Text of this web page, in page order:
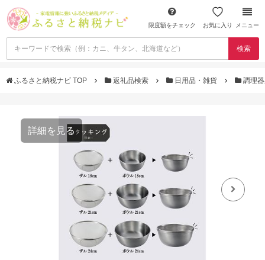
限度額をチェック お気に入り メニュー
検索
ふるさと納税ナビ TOP 返礼品検索 日用品・雑貨 調理
詳細を見る